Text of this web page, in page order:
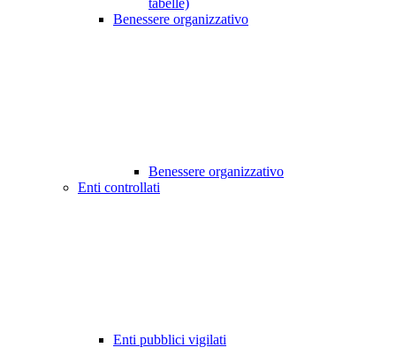
tabelle)
Benessere organizzativo
Benessere organizzativo
Enti controllati
Enti pubblici vigilati